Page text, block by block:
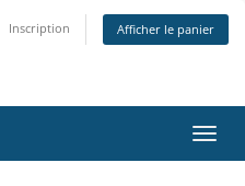
Inscription Afficher le panier
la